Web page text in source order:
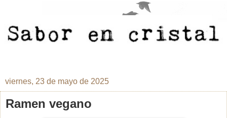
viernes, 23 de mayo de 2025
Ramen vegano